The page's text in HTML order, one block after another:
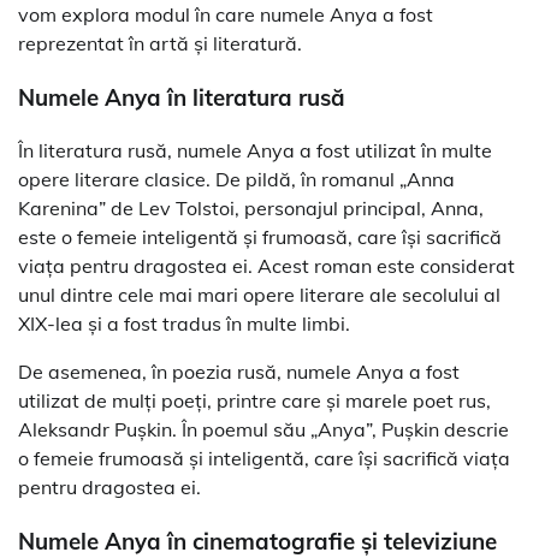
vom explora modul în care numele Anya a fost
reprezentat în artă și literatură.
Numele Anya în literatura rusă
În literatura rusă, numele Anya a fost utilizat în multe
opere literare clasice. De pildă, în romanul „Anna
Karenina” de Lev Tolstoi, personajul principal, Anna,
este o femeie inteligentă și frumoasă, care își sacrifică
viața pentru dragostea ei. Acest roman este considerat
unul dintre cele mai mari opere literare ale secolului al
XIX-lea și a fost tradus în multe limbi.
De asemenea, în poezia rusă, numele Anya a fost
utilizat de mulți poeți, printre care și marele poet rus,
Aleksandr Pușkin. În poemul său „Anya”, Pușkin descrie
o femeie frumoasă și inteligentă, care își sacrifică viața
pentru dragostea ei.
Numele Anya în cinematografie și televiziune